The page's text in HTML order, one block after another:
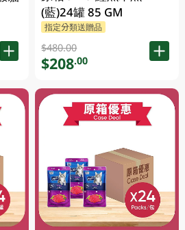
(藍)24罐 85 GM
指定分類送贈品
$480.00
$208.00